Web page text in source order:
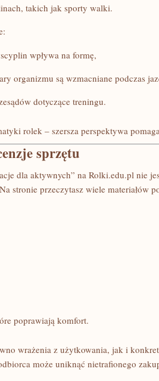
takich jak sporty walki.
wpływa na formę,
organizmu są wzmacniane podczas
dotyczące treningu.
rolek – szersza perspektywa
sprzętu
dla aktywnych” na Rolki.edu.pl nie
stronie przeczytasz wiele materiałów
poprawiają komfort.
wrażenia z użytkowania, jak i
może uniknąć nietrafionego